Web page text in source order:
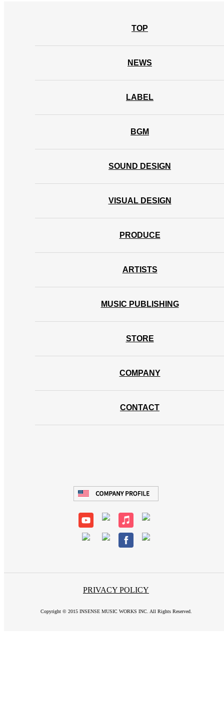
TOP
NEWS
LABEL
BGM
SOUND DESIGN
VISUAL DESIGN
PRODUCE
ARTISTS
MUSIC PUBLISHING
STORE
COMPANY
CONTACT
PRIVACY POLICY
Copyright © 2015 INSENSE MUSIC WORKS INC. All Rights Reserved.